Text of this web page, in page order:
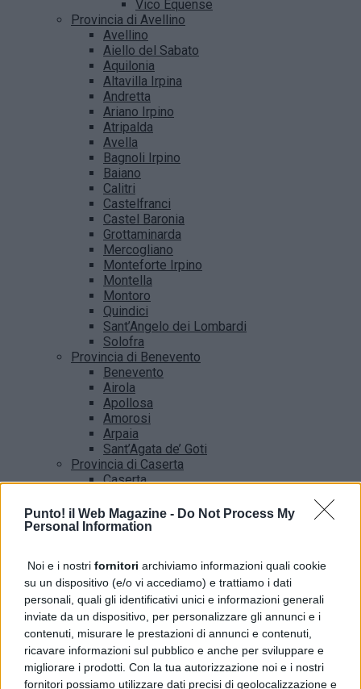
Punto! il Web Magazine - Do Not Process My
Personal Information
Noi e i nostri fornitori archiviamo informazioni quali cookie
su un dispositivo (e/o vi accediamo) e trattiamo i dati
personali, quali gli identificativi unici e informazioni generali
inviate da un dispositivo, per personalizzare gli annunci e i
contenuti, misurare le prestazioni di annunci e contenuti,
ricavare informazioni sul pubblico e anche per sviluppare e
migliorare i prodotti. Con la tua autorizzazione noi e i nostri
fornitori possiamo utilizzare dati precisi di geolocalizzazione e
Vico Equense
Provincia di Avellino
Avellino
Aiello del Sabato
Aquilonia
Altavilla Irpina
Andretta
Ariano Irpino
Atripalda
Avella
Bagnoli Irpino
Baiano
Calitri
Castelfranci
Castel Baronia
Grottaminarda
Mercogliano
Monteforte Irpino
Montella
Montoro
Quindici
Sant’Angelo dei Lombardi
Solofra
Provincia di Benevento
Benevento
Airola
Apollosa
Amorosi
Arpaia
Sant’Agata de’ Goti
Provincia di Caserta
Caserta
Santa Maria Capua vetere
Provincia di Salerno
Amalfi
Angri
Castellabate
News